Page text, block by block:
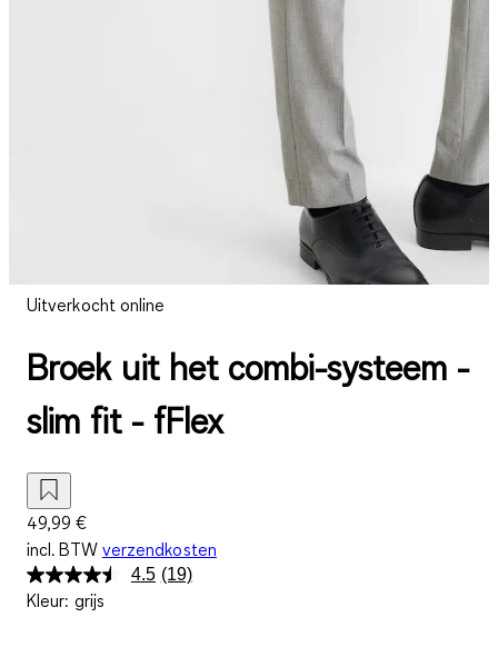
Uitverkocht online
Broek uit het combi-systeem -
slim fit - fFlex
49,99 €
incl. BTW verzendkosten
4.5 Lees
(19)
Kleur: grijs